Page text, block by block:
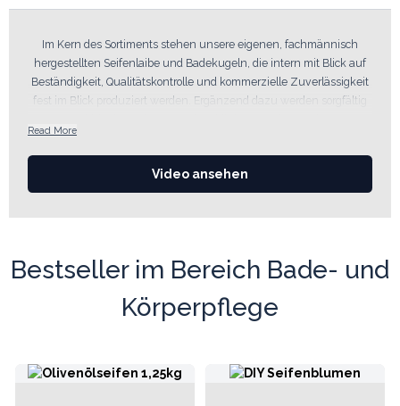
Im Kern des Sortiments stehen unsere eigenen, fachmännisch
hergestellten Seifenlaibe und Badekugeln, die intern mit Blick auf
Beständigkeit, Qualitätskontrolle und kommerzielle Zuverlässigkeit
fest im Blick produziert werden. Ergänzend dazu werden sorgfältig
unsere stets beliebten Seifenblütensträuße, die darauf ausgelegt
sind, eine starke visuelle Wirkung und einen hohen
wahrgenommenen Wert im Einzelhandel zu liefern.
Mit über20 Jahren Erfahrungin der Herstellung von
Bedürfnisse der Einzelhändler entwickelt: hohe Margen, Potenzial
Impulskäufe anregt. Von klassischen Düften bis hin zu
zeitgenössischen Designs bietet Bathroom Heaven zuverlässige,
maximieren, während Kunden Produkte erhalten, denen sie
vertrauen und die ihnen Freude bereiten.
Read More
Video ansehen
Bestseller im Bereich Bade- und
Körperpflege